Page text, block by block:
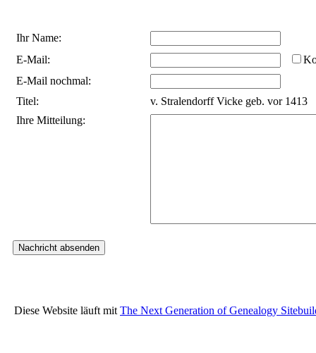
Ihr Name:
E-Mail:
E-Mail nochmal:
Titel:
v. Stralendorff Vicke geb. vor 1413
Ihre Mitteilung:
Diese Website läuft mit The Next Generation of Genealogy